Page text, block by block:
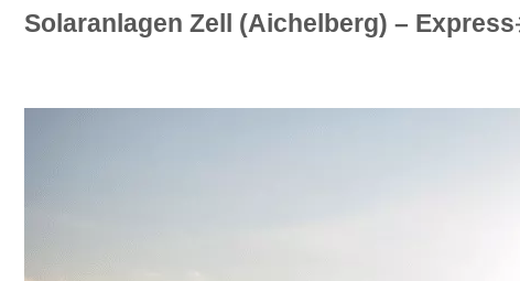
Solaranlagen Zell (Aichelberg) –